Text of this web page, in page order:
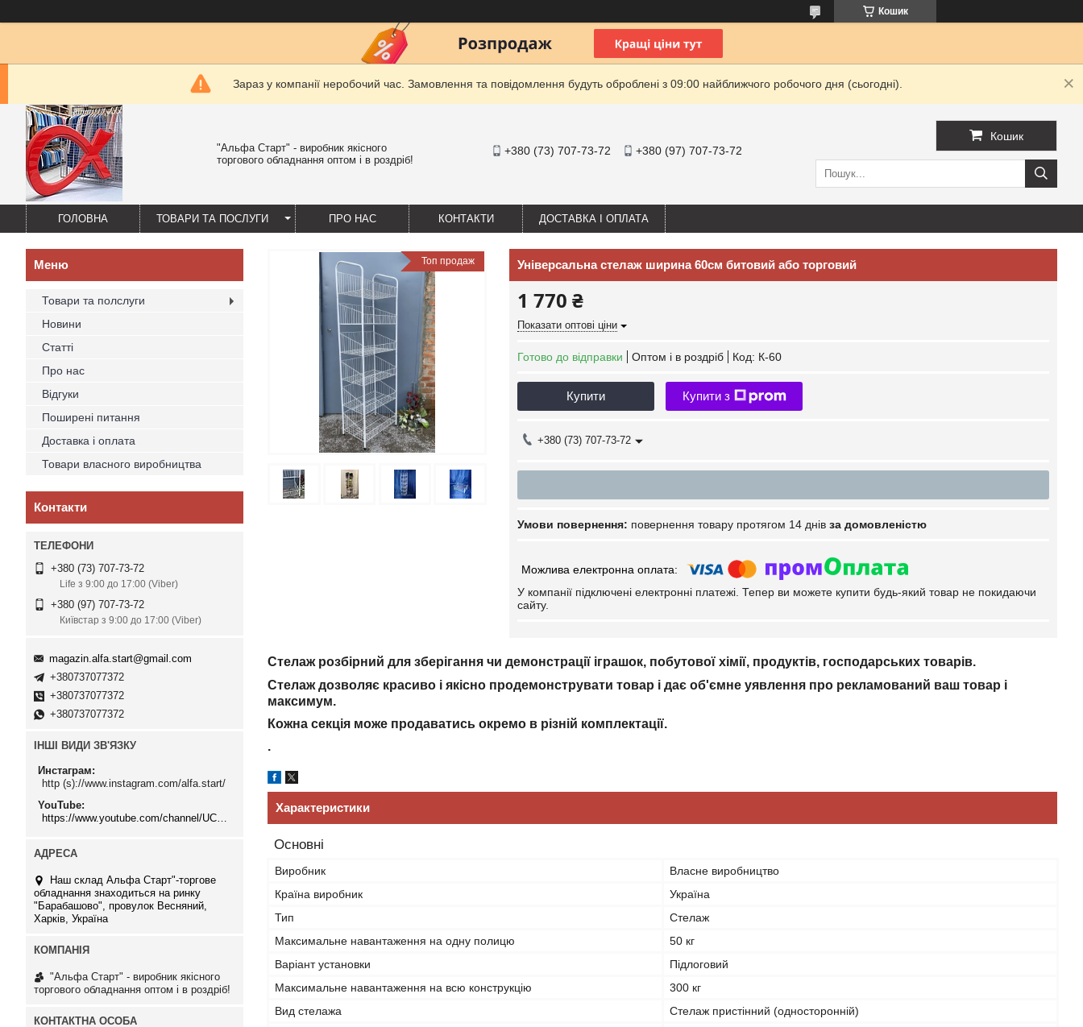
Кошик
Зараз у компанії неробочий час. Замовлення та повідомлення будуть оброблені з 09:00 найближчого робочого дня (сьогодні).
"Альфа Старт" - виробник якісного
торгового обладнання оптом і в роздріб!
+380 (73) 707-73-72 +380 (97) 707-73-72
Кошик
ГОЛОВНА ТОВАРИ ТА ПОСЛУГИ ПРО НАС КОНТАКТИ ДОСТАВКА І ОПЛАТА
Топ продаж Універсальна стелаж ширина 60см битовий або торговий
1 770 ₴
Показати оптові ціни
Готово до відправки Оптом і в роздріб Код: К-60
Купити Купити з
+380 (73) 707-73-72
повернення товару протягом 14 днів за домовленістю
У компанії підключені електронні платежі. Тепер ви можете купити будь-який товар не покидаючи
сайту.
Стелаж розбірний для зберігання чи демонстрації іграшок, побутової хімії, продуктів, господарських товарів.
Стелаж дозволяє красиво і якісно продемонструвати товар і дає об'ємне уявлення про рекламований ваш товар і
максимум.
Кожна секція може продаватись окремо в різній комплектації.
.
Характеристики
Основні
Виробник
Власне виробництво
Країна виробник
Україна
Тип
Стелаж
Максимальне навантаження на одну полицю
50 кг
Варіант установки
Підлоговий
Максимальне навантаження на всю конструкцію
300 кг
Вид стелажа
Стелаж пристінний (односторонній)
Товари та полслуги
Новини
Статті
Про нас
Відгуки
Поширені питання
Доставка і оплата
Товари власного виробництва
Контакти
+380 (73) 707-73-72
Life з 9:00 до 17:00 (Viber)
+380 (97) 707-73-72
Київстар з 9:00 до 17:00 (Viber)
magazin.alfa.start@gmail.com
+380737077372
+380737077372
+380737077372
ІНШІ ВИДИ ЗВ'ЯЗКУ
Инстаграм
http (s)://www.instagram.com/alfa.start/
YouTube
Наш склад Альфа Старт"-торгове
обладнання знаходиться на ринку
"Барабашово", провулок Весняний,
Харків, Україна
"Альфа Старт" - виробник якісного
торгового обладнання оптом і в роздріб!